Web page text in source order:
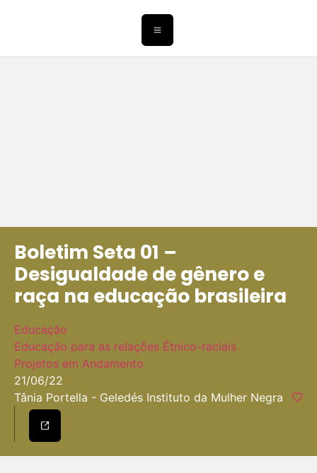
Boletim Seta 01 –
Desigualdade de gênero e
raça na educação brasileira
Educação
Educação para as relações Étnico-raciais
Projetos em Andamento
21/06/22
Tânia Portella - Geledés Instituto da Mulher Negra